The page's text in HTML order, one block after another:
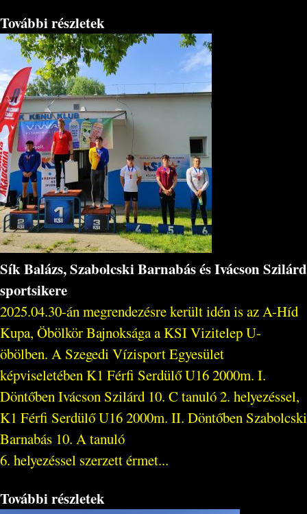
További részletek
Sík Balázs, Szabolcski Barnabás és Ivácson Szilárd
sportsikere
2025.04.30-án megrendezésre került idén is az A-Híd
Kupa, Öbölkör Bajnoksága a KSI Vizitelep U-
öbölben. A Szegedi Vízisport Egyesület
képviseletében K1 Férfi Serdülő U16 2000m. I.
Döntőben Ivácson Szilárd 10. C tanuló 2. helyezéssel,
K1 Férfi Serdülő U16 2000m. II. Döntőben Szabolcski
Barnabás 10. A tanuló
6. helyezéssel szerzett érmet...
További részletek